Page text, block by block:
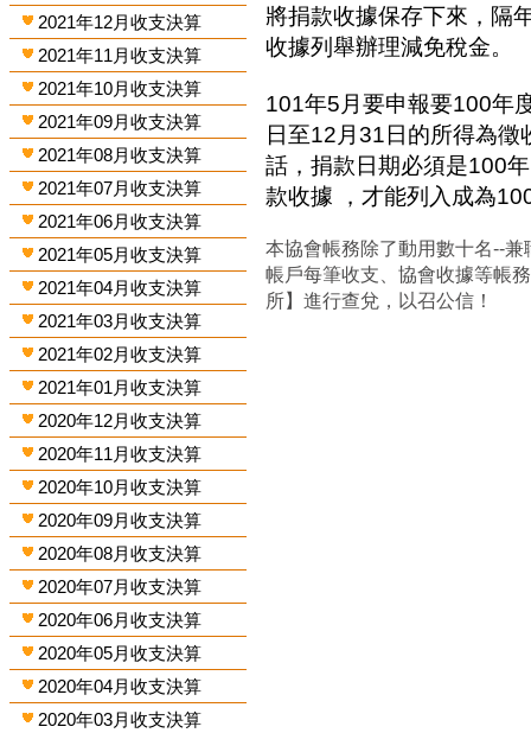
2021年12月收支決算
2021年11月收支決算
2021年10月收支決算
2021年09月收支決算
2021年08月收支決算
2021年07月收支決算
2021年06月收支決算
2021年05月收支決算
2021年04月收支決算
2021年03月收支決算
2021年02月收支決算
2021年01月收支決算
2020年12月收支決算
2020年11月收支決算
2020年10月收支決算
2020年09月收支決算
2020年08月收支決算
2020年07月收支決算
2020年06月收支決算
2020年05月收支決算
2020年04月收支決算
2020年03月收支決算
將捐款收據保存下來，隔
收據列舉辦理減免稅金。
101年5月要申報要100年
日至12月31日的所得為
話，捐款日期必須是100
款收據 ，才能列入成為
本協會帳務除了動用數十名--
帳戶每筆收支、協會收據等帳
所】進行查兌，以召公信！